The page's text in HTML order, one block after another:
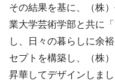
その結果を基に、（株
業大学芸術学部と共に
し、日々の暮らしに余
セプトを構築し、（株
昇華してデザインしまし